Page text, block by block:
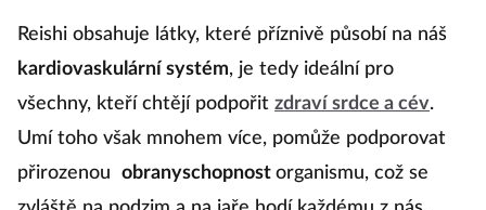
Reishi obsahuje látky, které příznivě působí na náš
kardiovaskulární systém, je tedy ideální pro
všechny, kteří chtějí podpořit zdraví srdce a cév.
Umí toho však mnohem více, pomůže podporovat
přirozenou
obranyschopnost organismu, což se